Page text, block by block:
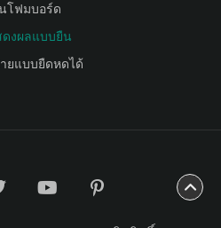
โฟมบอร์ด
ดงผลแบบยืน
ยแบบยืดหดได้